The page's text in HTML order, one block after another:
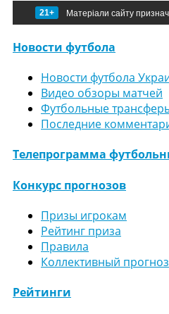
21+ Матеріали сайту
Новости футбола
Новости футбола
Видео обзоры матчей
Футбольные
Последние
Телепрограмма
Конкурс прогнозов
Призы игрокам
Рейтинг приза
Правила
Коллективный прогноз
Рейтинги